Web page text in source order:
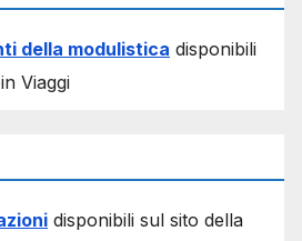
della modulistica disponibili
Viaggi
disponibili sul sito della